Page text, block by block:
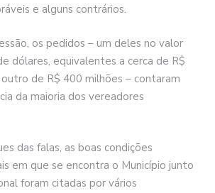
e alguns contrários.
os pedidos – um deles no valor
dólares, equivalentes a cerca de R$
de R$ 400 milhões – contaram
da maioria dos vereadores
das falas, as boas condições
em que se encontra o Município junto
foram citadas por vários